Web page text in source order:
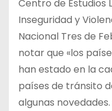
Centro de Estudios
Inseguridad y
Nacional Tres de
notar que «los
han estado en la
países de tránsito
algunas